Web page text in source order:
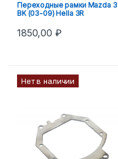
Переходные рамки Mazda 3
BK (03-09) Hella 3R
1850,00 ₽
Нет в наличии